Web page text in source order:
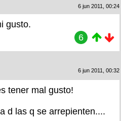
6 jun 2011, 00:24
gusto.
6
6 jun 2011, 00:32
tener mal gusto!
d las q se arrepienten....